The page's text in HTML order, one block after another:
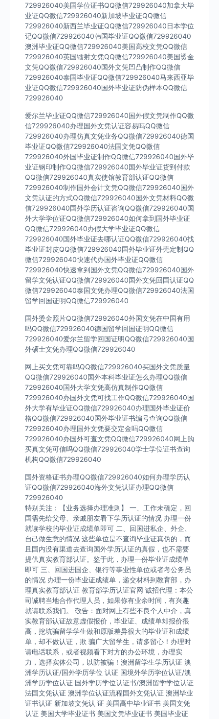
729926040美国学位证书QQ微信729926040加拿大毕
业证QQ微信729926040新加坡毕业证QQ微信
729926040新西兰毕业证QQ微信729926040日本学位
记QQ微信729926040韩国毕业证QQ微信729926040
澳洲毕业证QQ微信729926040美国高校文凭QQ微信
729926040英国镭射文凭QQ微信729926040美国烫金
文凭QQ微信729926040国外文凭凹凸制作QQ微信
729926040泰国毕业证QQ微信729926040马来西亚毕
业证QQ微信729926040国外毕业证防伪样本QQ微信
729926040
爱尔兰毕业证QQ微信729926040国外假文凭制作QQ微
信729926040办理国外文凭认证容易吗QQ微信
729926040办理仿真文凭业务QQ微信729926040德国
毕业证QQ微信729926040法国文凭QQ微信
729926040外国毕业证制作QQ微信729926040国外毕
业证钢印制作QQ微信729926040国外毕业证货到付款
QQ微信729926040真实使馆教育部认证QQ微信
729926040制作国外会计文凭QQ微信729926040国外
文凭认证的方式QQ微信729926040国外文凭材料QQ微
信729926040国外学历认证咨询QQ微信729926040国
外大学学位证QQ微信729926040如何拿到国外毕业证
QQ微信729926040办假大学毕业证QQ微信
729926040国外毕业证去哪认证QQ微信729926040找
毕业证封皮QQ微信729926040国外毕业证外壳定制QQ
微信729926040快速代办国外毕业证QQ微信
729926040快速拿到国外文凭QQ微信729926040国外
留学文凭认证QQ微信729926040国外文凭回国认证QQ
微信729926040泰国文凭办理QQ微信729926040法国
留学回国证明QQ微信729926040
国外烫金照片QQ微信729926040外国文凭在中国有用
吗QQ微信729926040德国留学回国证明QQ微信
729926040爱尔兰留学回国证明QQ微信729926040国
外硕士文凭办理QQ微信729926040
网上买文凭可靠吗QQ微信729926040买国外文凭质量
QQ微信729926040国外本科毕业证怎么办理QQ微信
729926040国外大学文凭高仿真制作QQ微信
729926040办国外文凭可找工作QQ微信729926040国
外大学有毕业证QQ微信729926040办理国外毕业证价
格QQ微信729926040国外毕业证书编号查询QQ微信
729926040办理国外文凭要交定金吗QQ微信
729926040办国外可查文凭QQ微信729926040网上购
买真文凭可信吗QQ微信729926040学士学位证书查询
机构QQ微信729926040
国外资格证书办理QQ微信729926040如何办理学历认
证QQ微信729926040海外文凭认证办理QQ微信
729926040
特别关注：【业务选择办理准则】 一、工作未确定，回
国需先给父母、亲戚朋友看下学历认证的情况 办理一份
就读学校的毕业证成绩单即可 二、回国进私企、外企、
自己做生意的情况 这些单位是不查询毕业证真伪的，而
且国内没有渠道去查询国外学历认证的真假，也不需要
提供真实教育部认证。鉴于此，办理一份毕业证成绩单
即可 三、回国进国企、银行等事业性单位或者考公务员
的情况 办理一份毕业证成绩单，递交材料到教育部，办
理真实教育部认证 教育部学历认证官网 诚招代理：本公
司诚聘当地合作代理人员，如果你有业余时间，有兴趣
就请联系我们。 敬告：面对网上有些不良个人中介，真
实教育部认证故意虚假报价，毕业证、成绩单却报价很
高，挖坑骗留学学生做和原版差异很大的毕业证和成绩
单，却不做认证，欺 骗广大留学生，请多留心！办理时
请电话联系，或者视频看下对方的办公环境，办理实
力，选择实体公司，以防被骗！澳洲留学生学历认证 澳
洲学历认证/国外学历学位 认证 国境外学历学位认证/澳
洲学历学位认证 国外学历学位认证书/澳洲留学学位认证
法国文凭认证 澳洲学位认证流程国外文凭认证 澳洲毕业
证书认证 新加坡文凭认 证 美国高中毕业证书 美国文凭
认证 美国大学毕业证书 美国文凭毕业证书 美国毕业证